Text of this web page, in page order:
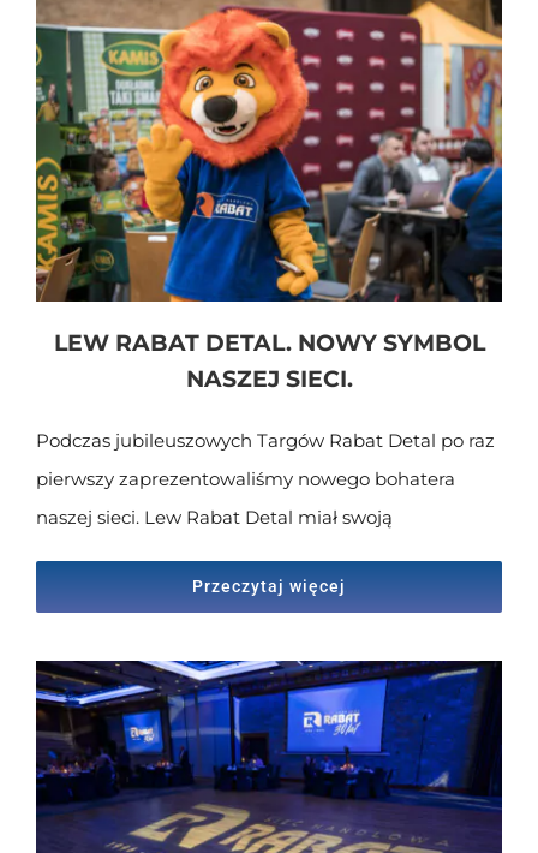
LEW RABAT DETAL. NOWY SYMBOL
NASZEJ SIECI.
Podczas jubileuszowych Targów Rabat Detal po raz
pierwszy zaprezentowaliśmy nowego bohatera
naszej sieci. Lew Rabat Detal miał swoją
Przeczytaj więcej